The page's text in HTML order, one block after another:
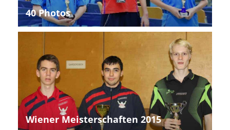
40 Photos
Wiener Meisterschaften 2015